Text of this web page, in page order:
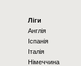
Ліги
Англія
Іспанія
Італія
Німеччина